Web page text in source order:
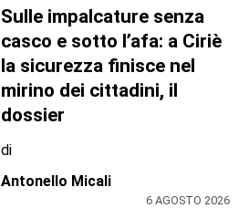
Sulle impalcature senza
casco e sotto l’afa: a Ciriè
la sicurezza finisce nel
mirino dei cittadini, il
dossier
di
Antonello Micali
6 AGOSTO 2026